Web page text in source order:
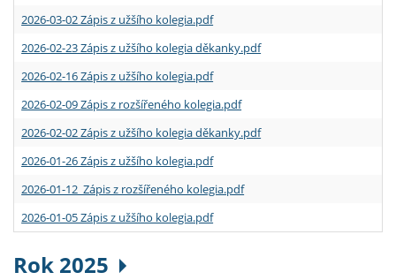
2026-03-02 Zápis z užšího kolegia.pdf
2026-02-23 Zápis z užšího kolegia děkanky.pdf
2026-02-16 Zápis z užšího kolegia.pdf
2026-02-09 Zápis z rozšířeného kolegia.pdf
2026-02-02 Zápis z užšího kolegia děkanky.pdf
2026-01-26 Zápis z užšího kolegia.pdf
2026-01-12 Zápis z rozšířeného kolegia.pdf
2026-01-05 Zápis z užšího kolegia.pdf
Rok 2025